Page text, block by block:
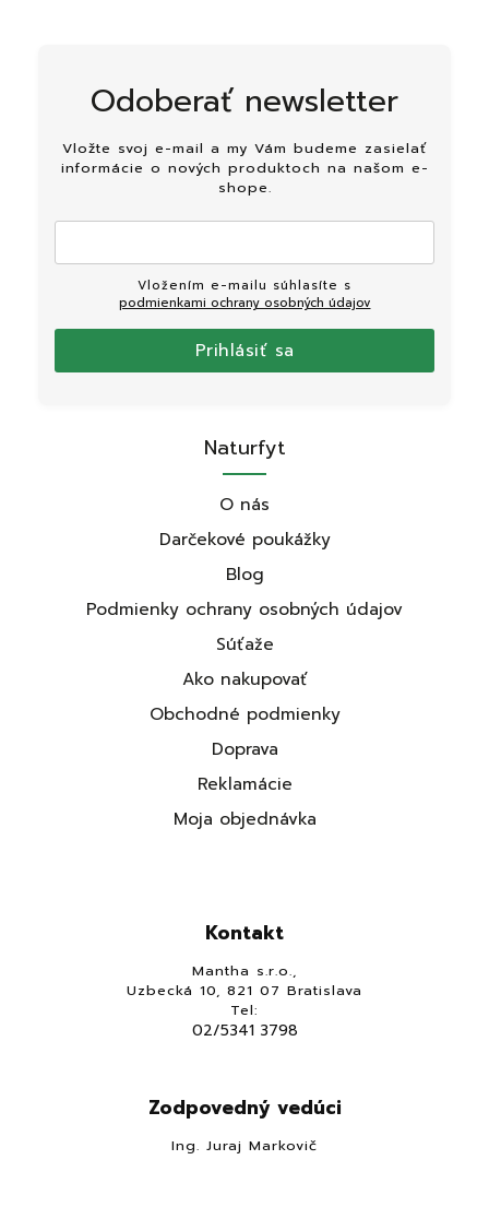
Odoberať newsletter
Vložte svoj e-mail a my Vám budeme zasielať
informácie o nových produktoch na našom e-
shope.
podmienkami ochrany osobných údajov
Prihlásiť sa
Naturfyt
O nás
Darčekové poukážky
Blog
Podmienky ochrany osobných údajov
Súťaže
Ako nakupovať
Obchodné podmienky
Doprava
Reklamácie
Moja objednávka
Kontakt
Mantha s.r.o.,
Uzbecká 10, 821 07 Bratislava
Tel:
02/5341 3798
Zodpovedný vedúci
Ing. Juraj Markovič